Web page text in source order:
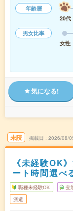
年齢層
20代
男女比率
女性
気になる!
未読 掲載日 2026/08/
《未経験OK
ート時間選べ
職種未経験OK 交
派遣